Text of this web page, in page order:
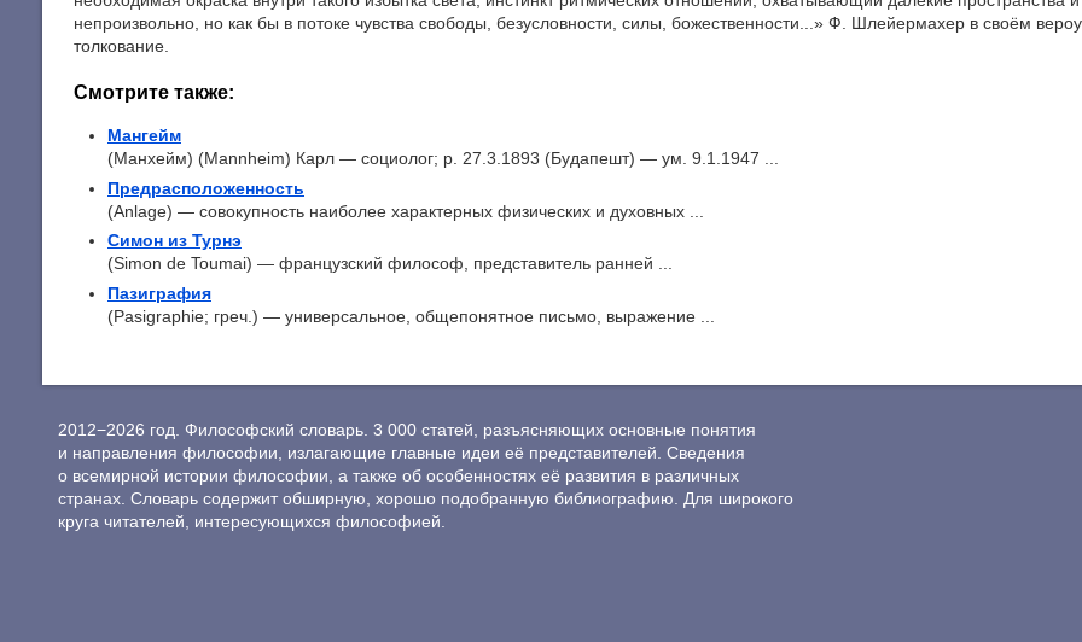
непроизвольно, но как бы в потоке чувства свободы, безусловности, силы, божественности...» Ф. Шлейермахер в своём
толкование.
Смотрите также:
Мангейм
(Манхейм) (Mannheim) Карл — социолог; p. 27.3.1893 (Будапешт) — ум. 9.1.1947 ...
Предрасположенность
(Anlage) — совокупность наиболее характерных физических и духовных ...
Симон из Турнэ
(Simon de Toumai) — французский философ, представитель ранней ...
Пазиграфия
(Pasigraphie; греч.) — универсальное, общепонятное письмо, выражение ...
2012−2026 год. Философский словарь. 3 000 статей, разъясняющих основные понятия
и направления философии, излагающие главные идеи её представителей. Сведения
о всемирной истории философии, а также об особенностях её развития в различных
странах. Словарь содержит обширную, хорошо подобранную библиографию. Для широкого
круга читателей, интересующихся философией.